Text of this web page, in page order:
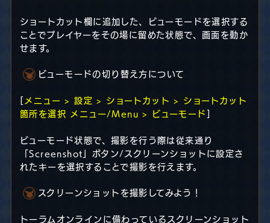
ショートカット欄に追加した、ビューモードを選択する
ことでプレイヤーをその場に留めた状態で、画面を動か
せます。
ビューモードの切り替え方について
メニュー > 設定 > ショートカット > ショートカット
箇所を選択 メニュー/Menu > ビューモード
ビューモード状態で、撮影を行う際は従来通り
「Screenshot」ボタン/スクリーンショットに設定さ
れたキーを選択することで撮影を行えます。
スクリーンショットを撮影してみよう！
トーラムオンラインに備わっているスクリーンショット